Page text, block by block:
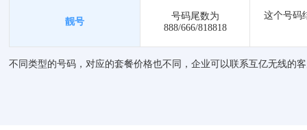
靓号
号码尾数为
888/666/818818
这个号码
不同类型的号码，对应的套餐价格也不同，企业可以联系互亿无线的